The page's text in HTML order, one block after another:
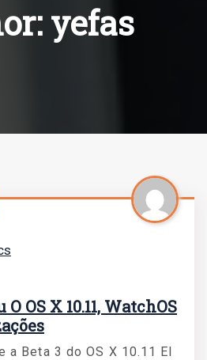
yefas
OS X 10.11, WatchOS
a Beta 3 do OS X 10.11 El